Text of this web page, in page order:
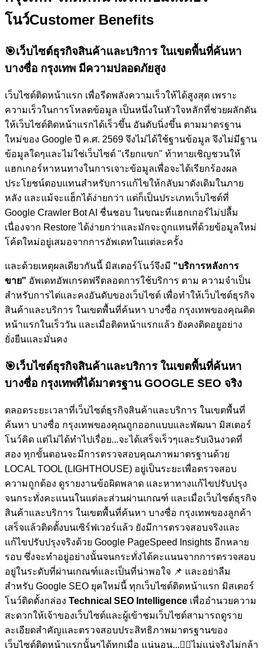
โนว์Customer Benefits
🎯เว็บไซต์ธุรกิจสินค้าและบริการ ในเขตพื้นที่ค้นหา
บางซื่อ กรุงเทพ มีความปลอดภัยสูง
เว็บไซต์ติดหน้าแรก เพื่อรีดพลังความเร็วให้ได้สูงสุด เพราะ
ความเร็วในการโหลดข้อมูล เป็นหนึ่งในหัวใจหลักที่ช่วยผลักดัน
ให้เว็บไซต์ติดหน้าแรกได้เร็วขึ้น อันดับนิ่งขึ้น ตามมาตรฐาน
ใหม่ของ Google ปี ค.ศ. 2569 จึงไม่ได้ใช้ฐานข้อมูล จึงไม่มีฐาน
ข้อมูลใดๆและไม่ใช่เว็บไซต์ "เรียกแขก" ท้าทายเชิญชวนให้
แฮกเกอร์หาหนทางในการเจาะข้อมูลเพื่อจะได้เรียกร้องผล
ประโยชน์ตอบแทนสำหรับการแก้ไขให้กลับมาดังเดิมในภาย
หลัง และแม้จะแฮ็กได้ง่ายกว่า แต่ก็เป็นประเภทเว็บไซต์ที่
Google Crawler Bot AI ชื่นชอบ ในขณะที่แฮกเกอร์ไม่ปลื้ม
เนื่องจาก Restore ได้ง่ายกว่าและมักจะถูกแทนที่ด้วยข้อมูลใหม่
โค้ดใหม่อยู่เสมอจากการอัพเดทในแต่ละครั้ง
และด้วยเหตุผลเดียวกันนี้ มิสเตอร์โนว์จึงมี "บริการหลังการ
ขาย" อัพเดทอัพเกรดฟรีตลอดการใช้บริการ ตาม ความจำเป็น
สำหรับการไต่และคงอันดับของเว็บไซต์ เพื่อทำให้เว็บไซต์ธุรกิจ
สินค้าและบริการ ในเขตพื้นที่ค้นหา บางซื่อ กรุงเทพของคุณติด
หน้าแรกในเร็ววัน และเมื่อติดหน้าแรกแล้ว ยังคงติดอยูอย่าง
ยั่งยืนและมั่นคง
🎯เว็บไซต์ธุรกิจสินค้าและบริการ ในเขตพื้นที่ค้นหา
บางซื่อ กรุงเทพที่ได้มาตรฐาน GOOGLE SEO จริง
ตลอดระยะเวลาที่เว็บไซต์ธุรกิจสินค้าและบริการ ในเขตพื้นที่
ค้นหา บางซื่อ กรุงเทพของคุณถูกออกแบบและพัฒนา มิสเตอร์
โนว์คิด แต่ไม่ได้ทำไปเรื่อย...จะได้เสร็จเร็วๆและรับเงินงวดที่
สอง ทุกขั้นตอนจะมีการตรวจสอบคุณภาพมาตรฐานด้วย
LOCAL TOOL (LIGHTHOUSE) อยู่เป็นระยะเพื่อตรวจสอบ
ความถูกต้อง ดูรายงานข้อผิดพลาด และหาทางแก้ไขปรับปรุง
จนกระทั่งคะแนนในแต่ละส่วนผ่านเกณฑ์ และเมื่อเว็บไซต์ธุรกิจ
สินค้าและบริการ ในเขตพื้นที่ค้นหา บางซื่อ กรุงเทพของลูกค้า
เสร็จแล้วติดตั้งบนเซิร์ฟเวอร์แล้ว ยังมีการตรวจสอบจริงและ
แก้ไขปรับปรุงจริงด้วย Google PageSpeed Insights อีกหลาย
รอบ ซึ่งจะทำอยู่อย่างนั้นจนกระทั่งได้คะแนนจากการตรวจสอบ
อยู่ในระดับที่ผ่านเกณฑ์และเป็นที่น่าพอใจ 📌 และอย่าลืม
สำหรับ Google SEO ยุคใหม่นี้ ทุกเว็บไซต์ติดหน้าแรก มิสเตอร์
โนว์ติดตั้งกล่อง Technical SEO Intelligence เพื่ออำนวยความ
สะดวกให้เจ้าของเว็บไซต์และผู้เข้าชมเว็บไซต์สามารถดูราย
ละเอียดสำคัญและตรวจสอบประสิทธิภาพมาตรฐานของ
เว็บไซต์ติดหน้าแรกนั้นๆได้ทุกเมื่อ แน่นอน...🏋🏼ไม่แน่จริงไม่กล้า